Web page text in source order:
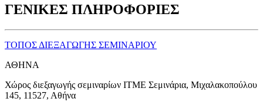
ΓΕΝΙΚΕΣ ΠΛΗΡΟΦΟΡΙΕΣ
ΤΟΠΟΣ ΔΙΕΞΑΓΩΓΗΣ ΣΕΜΙΝΑΡΙΟΥ
ΑΘΗΝΑ
Χώρος διεξαγωγής σεμιναρίων ΙΤΜΕ Σεμινάρια, Μιχαλακοπούλου
145, 11527, Αθήνα